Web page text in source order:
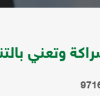
وتعني